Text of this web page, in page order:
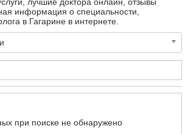
информация о специальности,
в Гагарине в интернете.
при поиске не обнаружено